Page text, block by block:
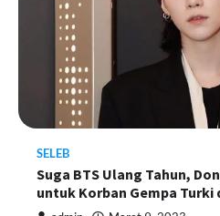
SELEB
Suga BTS Ulang Tahun,
untuk Korban Gempa Turki